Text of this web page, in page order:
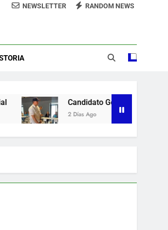
cuentas de sus 18
y asistencia social
León hace un mes
NEWSLETTER RANDOM NEWS
George Richardson ejerce su voto y
2 Días Ago